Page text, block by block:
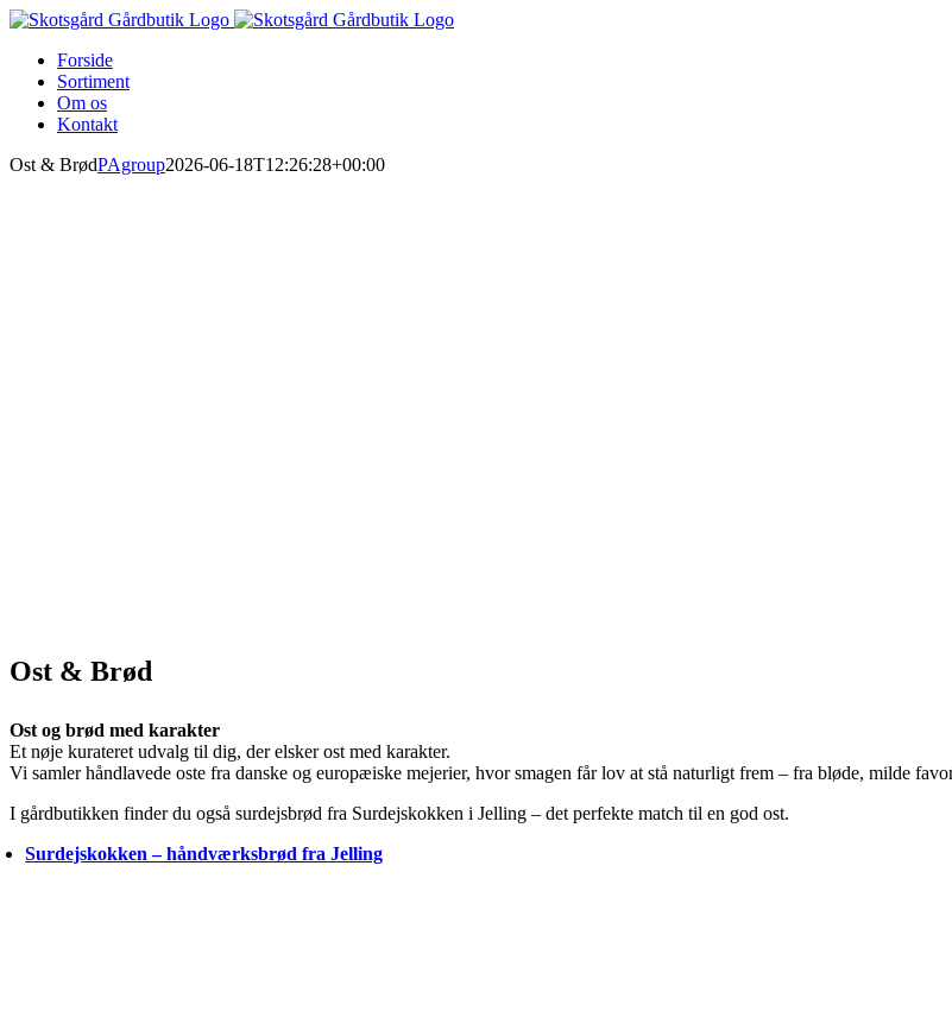
Skip
contentForside
Sortiment
Om os
Kontakt
Ost & BrødPAgroup2026-06-18T12:26:28+00:00
Ost & Brød
Ost og brød med karakter
Et nøje kurateret udvalg til dig, der elsker ost med karakter.
Vi samler håndlavede oste fra danske og europæiske mejerier, hvor smagen får lov at stå naturligt frem – fra bløde, milde
I gårdbutikken finder du også surdejsbrød fra Surdejskokken i Jelling – det perfekte match til en god ost.
Surdejskokken – håndværksbrød fra Jelling